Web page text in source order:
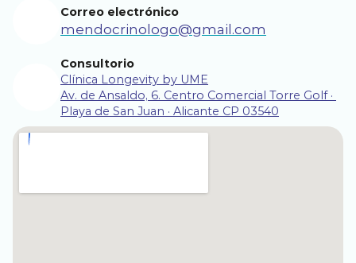
Correo electrónico
mendocrinologo@gmail.com
Consultorio
Clínica Longevity by UME
Av. de Ansaldo, 6. Centro Comercial Torre Golf ·
Playa de San Juan · Alicante CP 03540